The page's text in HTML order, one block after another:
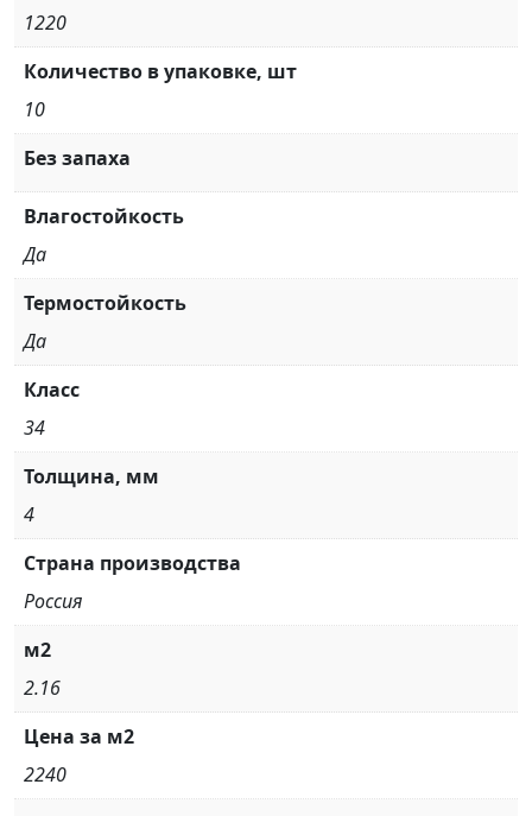
1220
Количество в упаковке, шт
10
Без запаха
Влагостойкость
Да
Термостойкость
Да
Класс
34
Толщина, мм
4
Страна производства
Россия
м2
2.16
Цена за м2
2240